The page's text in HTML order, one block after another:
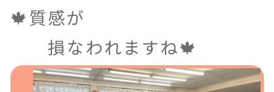
🍁質感が
損なわれますね🍁